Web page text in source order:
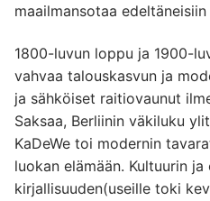
maailmansotaa
1800-luvun loppu ja 1900-
vahvaa talouskasvun ja
ja sähköiset raitiovaunut
Saksaa, Berliinin väkiluku
KaDeWe toi modernin
luokan elämään. Kultuurin
kirjallisuuden(useille toki